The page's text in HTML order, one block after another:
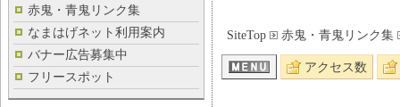
赤鬼・青鬼リンク集
なまはげネット利用案内
バナー広告募集中
フリースポット
SiteTop 赤鬼・青鬼リンク集
アクセス数